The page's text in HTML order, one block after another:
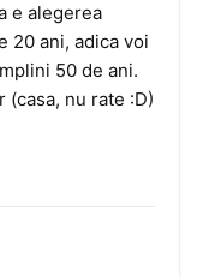
e alegerea
20 ani, adica voi
50 de ani.
(casa, nu rate :D)